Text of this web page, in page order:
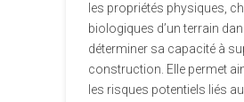
les propriétés physiques,
biologiques d’un terrain
déterminer sa capacité à
construction. Elle permet
les risques potentiels liés